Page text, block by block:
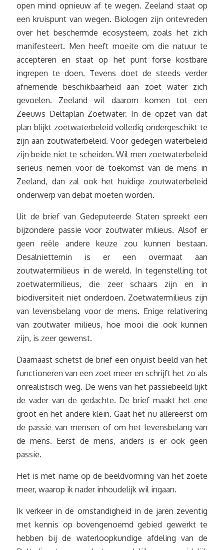
open mind opnieuw af te wegen. Zeeland staat op
een kruispunt van wegen. Biologen zijn ontevreden
over het beschermde ecosysteem, zoals het zich
manifesteert. Men heeft moeite om die natuur te
accepteren en staat op het punt forse kostbare
ingrepen te doen. Tevens doet de steeds verder
afnemende beschikbaarheid aan zoet water zich
gevoelen. Zeeland wil daarom komen tot een
Zeeuws Deltaplan Zoetwater. In de opzet van dat
plan blijkt zoetwaterbeleid volledig ondergeschikt te
zijn aan zoutwaterbeleid. Voor gedegen waterbeleid
zijn beide niet te scheiden. Wil men zoetwaterbeleid
serieus nemen voor de toekomst van de mens in
Zeeland, dan zal ook het huidige zoutwaterbeleid
onderwerp van debat moeten worden.
Uit de brief van Gedeputeerde Staten spreekt een
bijzondere passie voor zoutwater milieus. Alsof er
geen reële andere keuze zou kunnen bestaan.
Desalniettemin is er een overmaat aan
zoutwatermilieus in de wereld. In tegenstelling tot
zoetwatermilieus, die zeer schaars zijn en in
biodiversiteit niet onderdoen. Zoetwatermilieus zijn
van levensbelang voor de mens. Enige relativering
van zoutwater milieus, hoe mooi die ook kunnen
zijn, is zeer gewenst.
Daarnaast schetst de brief een onjuist beeld van het
functioneren van een zoet meer en schrijft het zo als
onrealistisch weg. De wens van het passiebeeld lijkt
de vader van de gedachte. De brief maakt het ene
groot en het andere klein. Gaat het nu allereerst om
de passie van mensen of om het levensbelang van
de mens. Eerst de mens, anders is er ook geen
passie.
Het is met name op de beeldvorming van het zoete
meer, waarop ik nader inhoudelijk wil ingaan.
Ik verkeer in de omstandigheid in de jaren zeventig
met kennis op bovengenoemd gebied gewerkt te
hebben bij de waterloopkundige afdeling van de